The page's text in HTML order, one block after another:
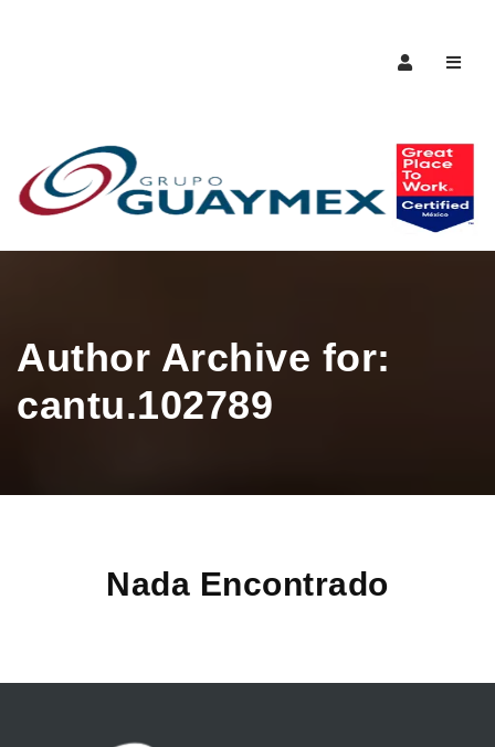
Author Archive for:
cantu.102789
Nada Encontrado